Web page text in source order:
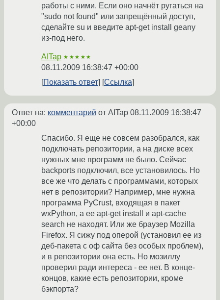
работы с ними. Если оно начнёт ругаться на
"sudo not found" или запрещённый доступ,
сделайте su и введите apt-get install geany
из-под него.
AITap ★★★★★
08.11.2009 16:38:47 +00:00
Показать ответ
Ссылка
Ответ на: комментарий от AITap 08.11.2009 16:38:47
+00:00
Спасибо. Я еще не совсем разобрался, как
подключать репозитории, а на диске всех
нужных мне программ не было. Сейчас
backports подключил, все установилось. Но
все же что делать с программами, которых
нет в репозитории? Например, мне нужна
программа PyCrust, входящая в пакет
wxPython, а ее apt-get install и apt-cache
search не находят. Или же браузер Mozilla
Firefox. Я сижу под оперой (установил ее из
деб-пакета с оф сайта без особых проблем),
и в репозитории она есть. Но мозиллу
проверил ради интереса - ее нет. В конце-
концов, какие есть репозитории, кроме
бэкпорта?